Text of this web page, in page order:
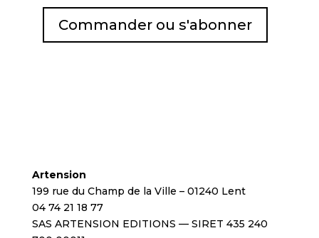
Commander ou s'abonner
Artension
199 rue du Champ de la Ville – 01240 Lent
04 74 21 18 77
SAS ARTENSION EDITIONS — SIRET 435 240